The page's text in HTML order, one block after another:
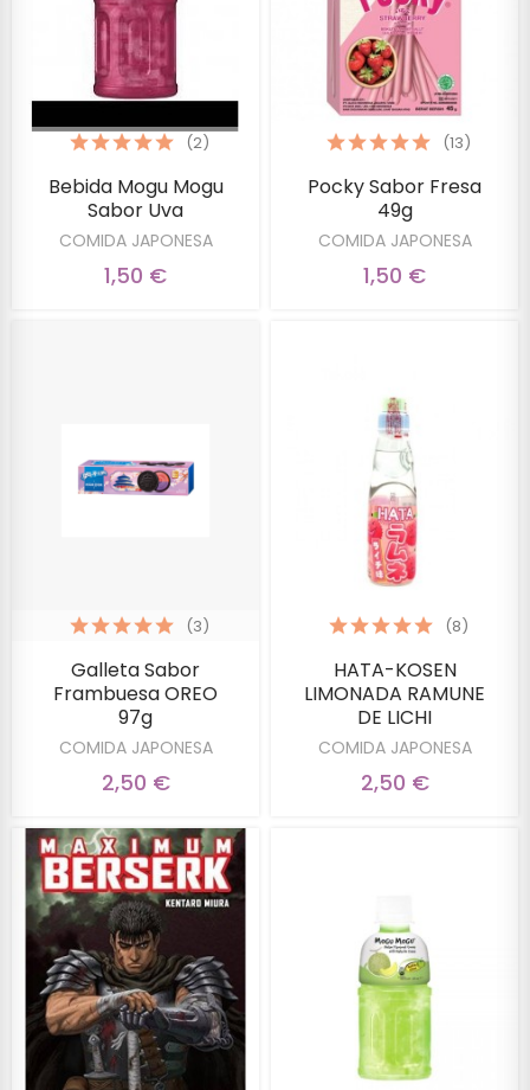
Bebida Mogu Mogu
Sabor Uva
COMIDA JAPONESA
(2)
1,50 €
Pocky Sabor Fresa
49g
COMIDA JAPONESA
(13)
1,50 €
Galleta Sabor
Frambuesa OREO
97g
COMIDA JAPONESA
(3)
2,50 €
HATA-KOSEN
LIMONADA RAMUNE
DE LICHI
COMIDA JAPONESA
(8)
2,50 €